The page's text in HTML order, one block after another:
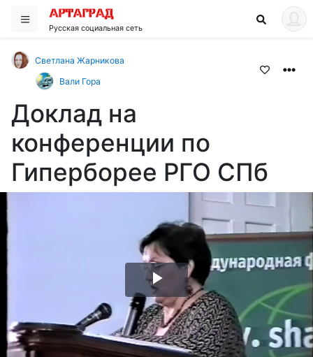
Русская социальная сеть
Светлана Жарникова
Вали Гора
Доклад на
конференции по
Гиперборее РГО СПб
Воспроизвести
видео